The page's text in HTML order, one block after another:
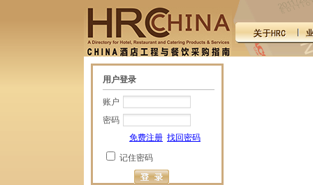
用户登录
账户
密码
免费注册 找回密码
记住密码